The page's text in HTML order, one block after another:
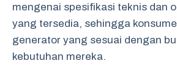
mengenai spesifikasi teknis dan
yang tersedia, sehingga
generator yang sesuai dengan
kebutuhan mereka.